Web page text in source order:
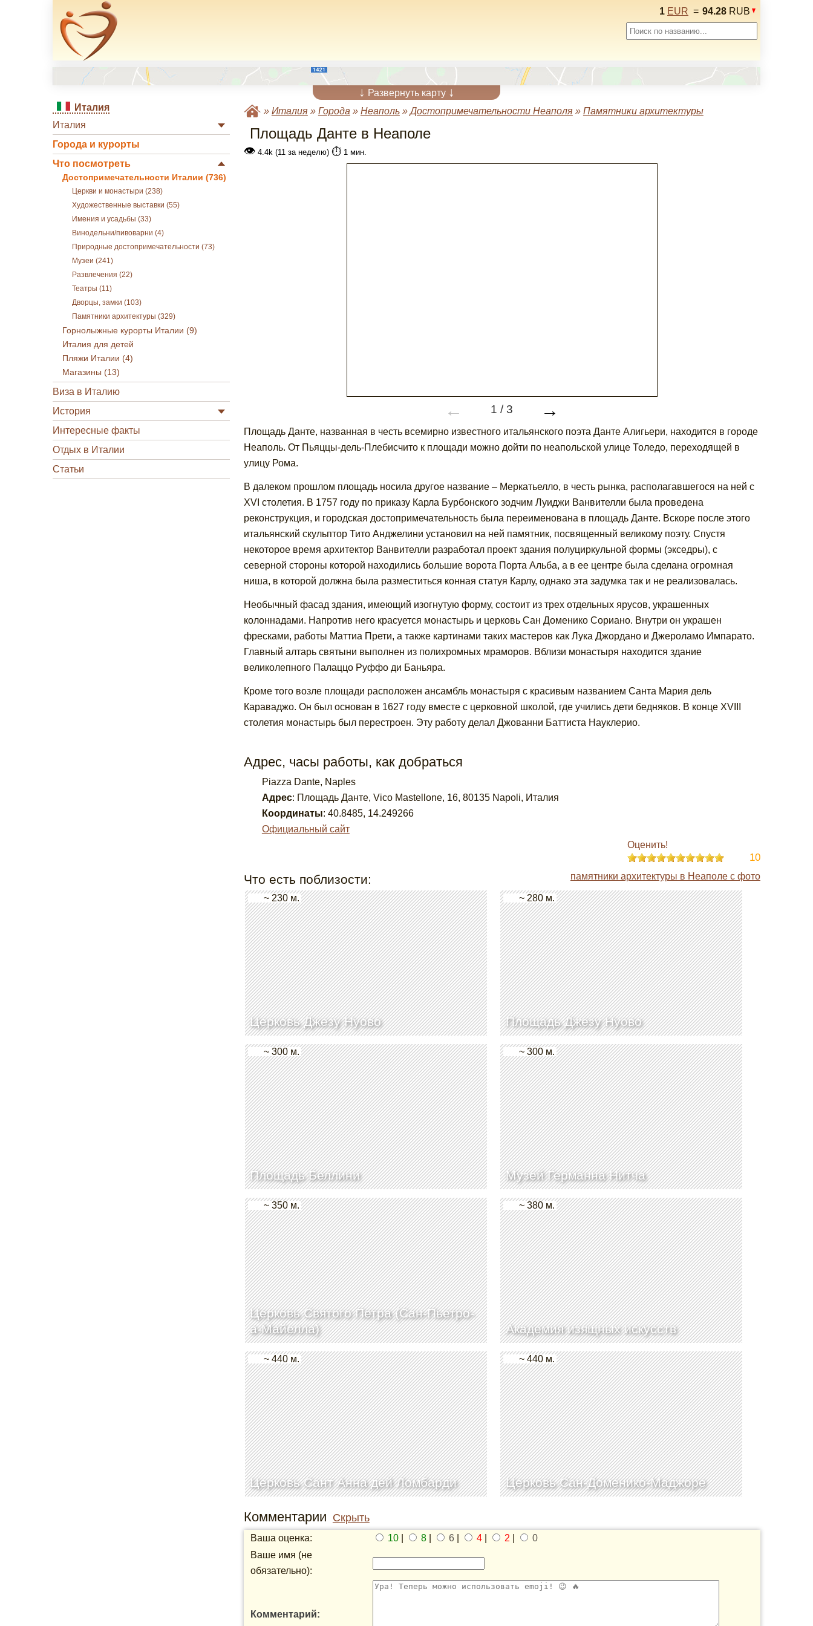
1 EUR = 94.28 RUB
↓ Развернуть карту ↓
Италия
Италия
Города и курорты
Что посмотреть
Достопримечательности Италии (736)
Церкви и монастыри (238)
Художественные выставки (55)
Имения и усадьбы (33)
Винодельни/пивоварни (4)
Природные достопримечательности (73)
Музеи (241)
Развлечения (22)
Театры (11)
Дворцы, замки (103)
Памятники архитектуры (329)
Горнолыжные курорты Италии (9)
Италия для детей
Пляжи Италии (4)
Магазины (13)
Виза в Италию
История
Интересные факты
Отдых в Италии
Статьи
» Италия» Города » Неаполь»Достопримечательности Неаполя» Памятники архитектуры
Площадь Данте в Неаполе
👁4.4k (11 за неделю) ⏱️1 мин.
← 1 /3 →
Площадь Данте, названная в честь всемирно известного итальянского поэта Данте Алигьери, находится в городе
Неаполь. От Пьяццы-дель-Плебисчито к площади можно дойти по неапольской улице Толедо, переходящей в
улицу Рома.
В далеком прошлом площадь носила другое название – Меркатьелло, в честь рынка, располагавшегося на ней с
XVI столетия. В 1757 году по приказу Карла Бурбонского зодчим Луиджи Ванвителли была проведена
реконструкция, и городская достопримечательность была переименована в площадь Данте. Вскоре после этого
итальянский скульптор Тито Анджелини установил на ней памятник, посвященный великому поэту. Спустя
некоторое время архитектор Ванвителли разработал проект здания полуциркульной формы (экседры), с
северной стороны которой находились большие ворота Порта Альба, а в ее центре была сделана огромная
ниша, в которой должна была разместиться конная статуя Карлу, однако эта задумка так и не реализовалась.
Необычный фасад здания, имеющий изогнутую форму, состоит из трех отдельных ярусов, украшенных
колоннадами. Напротив него красуется монастырь и церковь Сан Доменико Сориано. Внутри он украшен
фресками, работы Маттиа Прети, а также картинами таких мастеров как Лука Джордано и Джероламо Импарато.
Главный алтарь святыни выполнен из полихромных мраморов. Вблизи монастыря находится здание
великолепного Палаццо Руффо ди Баньяра.
Кроме того возле площади расположен ансамбль монастыря с красивым названием Санта Мария дель
Караваджо. Он был основан в 1627 году вместе с церковной школой, где учились дети бедняков. В конце XVIII
столетия монастырь был перестроен. Эту работу делал Джованни Баттиста Науклерио.
Адрес, часы работы, как добраться
Piazza Dante, Naples
Адрес: Площадь Данте, Vico Mastellone, 16, 80135 Napoli, Италия
Координаты: 40.8485, 14.249266
Официальный сайт
Оценить!
10
Что есть поблизости: памятники архитектуры в Неаполе с фото
Церковь Джезу Нуово
~ 230 м.
Площадь Джезу Нуово
~ 280 м.
Площадь Беллини
~ 300 м.
Музей Германна Нитча
~ 300 м.
Церковь Святого Петра (Сан-Пьетро-
а-Майелла)
~ 350 м.
Академия изящных искусств
~ 380 м.
Церковь Сант Анна дей Ломбарди
~ 440 м.
Церковь Сан-Доменико-Маджоре
~ 440 м.
Комментарии Скрыть
Ваша оценка: 10| 8| 6| 4| 2
0
Ваше имя (не
обязательно):
Комментарий: